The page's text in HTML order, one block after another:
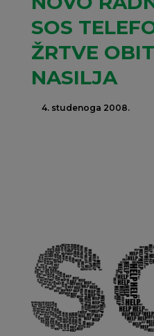
SOS
ŽRTVE
NASILJA
4. studenoga 2008.